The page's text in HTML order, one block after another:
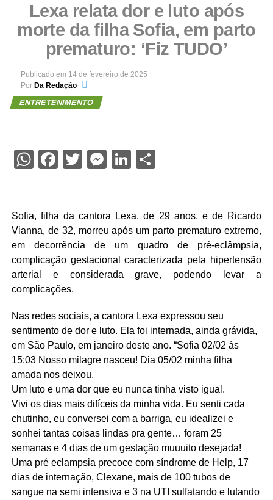
Lexa relata dor e luto após
morte da filha Sofia, em parto
prematuro: ‘Fiz TUDO’
Publicado em 14 de fevereiro de 2025
Por Da Redação
ENTRETENIMENTO
WhatsApp
Facebook
Twitter
Messenger
LinkedIn
Share
Sofia, filha da cantora Lexa, de 29 anos, e de Ricardo
Vianna, de 32, morreu após um parto prematuro extremo,
em decorrência de um quadro de pré-eclâmpsia,
complicação gestacional caracterizada pela hipertensão
arterial e considerada grave, podendo levar a
complicações.
Nas redes sociais, a cantora Lexa expressou seu
sentimento de dor e luto. Ela foi internada, ainda grávida,
em São Paulo, em janeiro deste ano. “Sofia 02/02 às
15:03 Nosso milagre nasceu! Dia 05/02 minha filha
amada nos deixou.
Um luto e uma dor que eu nunca tinha visto igual.
Vivi os dias mais difíceis da minha vida. Eu senti cada
chutinho, eu conversei com a barriga, eu idealizei e
sonhei tantas coisas lindas pra gente… foram 25
semanas e 4 dias de um gestação muuuito desejada!
Uma pré eclampsia precoce com síndrome de Help, 17
dias de internação, Clexane, mais de 100 tubos de
sangue na semi intensiva e 3 na UTI sulfatando e lutando